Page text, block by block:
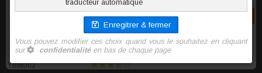
YBW002